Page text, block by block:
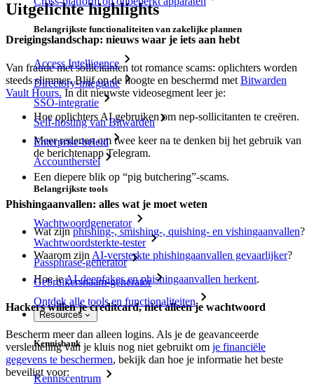
Belangrijkste functionaliteiten van zakelijke plannen
Access Intelligence
Directory-integratie
SSO-integratie
Self-hosting van Bitwarden
Enterprise-beleid
Accountherstel
Belangrijkste tools
Wachtwoordgenerator
Wachtwoordsterkte-tester
Passphrase-generator
Gebruikersnaam-generator
Ontdek alle tools en functionaliteiten
Resources
Kennisbank
Kenniscentrum
Uitgelichte highlights
Dreigingslandschap: nieuws waar je iets aan hebt
Van fraude met sollicitanten tot romance scams: oplichters worden
steeds slimmer. Blijf op de hoogte en beschermd met Bitwarden
Vault Hours. In dit nieuwste videosegment leer je:
Hoe oplichters AI gebruiken om nep-sollicitanten te creëren.
Meer redenen om twee keer na te denken bij het gebruik van
de berichtenapp Telegram.
Een diepere blik op “pig butchering”-scams.
Phishingaanvallen: alles wat je moet weten
Wat zijnphishing-, smishing-, quishing- en vishingaanvallen?
Waarom zijn AI-versterkte phishingaanvallen gevaarlijker?
Hoe jeAI-deepfakes en phishingaanvallen herkent.
Hackers willen je creditcard, niet alleen je wachtwoord
Bescherm meer dan alleen logins. Als je de geavanceerde
versleuteling van je kluis nog niet gebruikt om je financiële
gegevens te beschermen, bekijk dan hoe je informatie het beste
beveiligt voor: